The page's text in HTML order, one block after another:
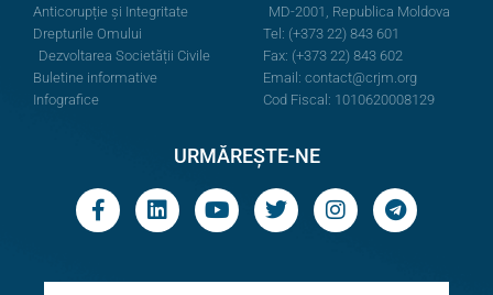
Anticorupție și Integritate
Drepturile Omului
Dezvoltarea Societății Civile
Buletine informative
Infografice
MD-2001, Republica Moldova
Tel: (+373 22) 843 601
Fax: (+373 22) 843 602
Email: contact@crjm.org
Cod Fiscal: 1010620008129
URMĂREȘTE-NE